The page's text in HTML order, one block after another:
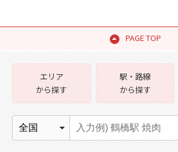
PAGE TOP
エリア
から探す
駅・路線
から探す